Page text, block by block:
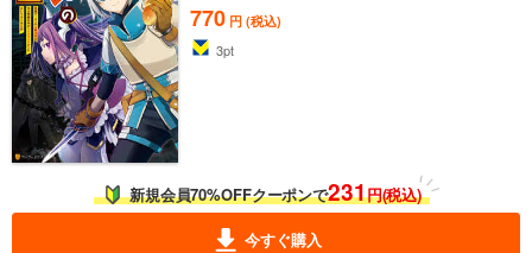
770 円 (税込)
3pt
新規会員70%OFFクーポンで231円(税込)
今すぐ購入